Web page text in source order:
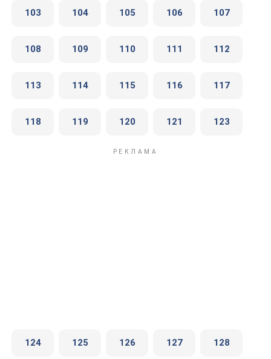
103 104 105 106 107
108 109 110 111 112
113 114 115 116 117
118 119 120 121 123
124 125 126 127 128